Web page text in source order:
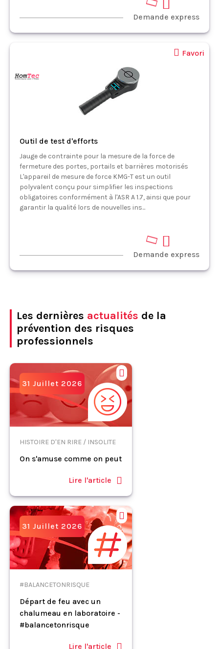
Demande express
Favori
Outil de test d'efforts
Jauge de contrainte pour la mesure de la force de
fermeture des portes, portails et barrières motorisés
L'appareil de mesure de force KMG-T est un outil
polyvalent conçu pour simplifier les inspections
obligatoires conformément à l'ASR A 1.7, ainsi que pour
garantir la qualité lors de nouvelles ins...
Demande express
Les dernières actualités de la
prévention des risques
professionnels
31 Juillet 2026
HISTOIRE D'EN RIRE / INSOLITE
On s'amuse comme on peut
Lire l'article
31 Juillet 2026
#BALANCETONRISQUE
Départ de feu avec un
chalumeau en laboratoire -
#balancetonrisque
Lire l'article